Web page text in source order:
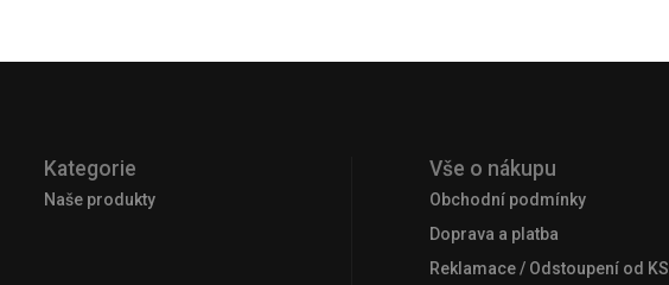
Kategorie
Naše produkty
Vše o nákupu
Obchodní podmínky
Doprava a platba
Reklamace / Odstoupení od KS